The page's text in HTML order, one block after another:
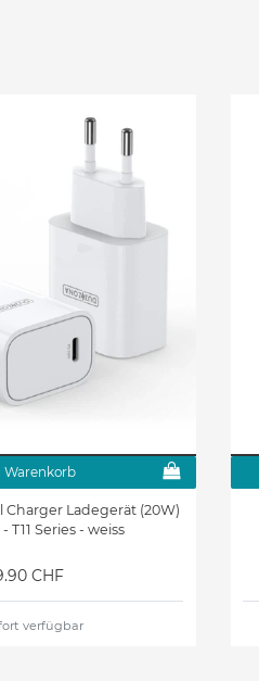
Warenkorb
Charger Ladegerät (20W)
T11 Series - weiss
CHF
verfügbar